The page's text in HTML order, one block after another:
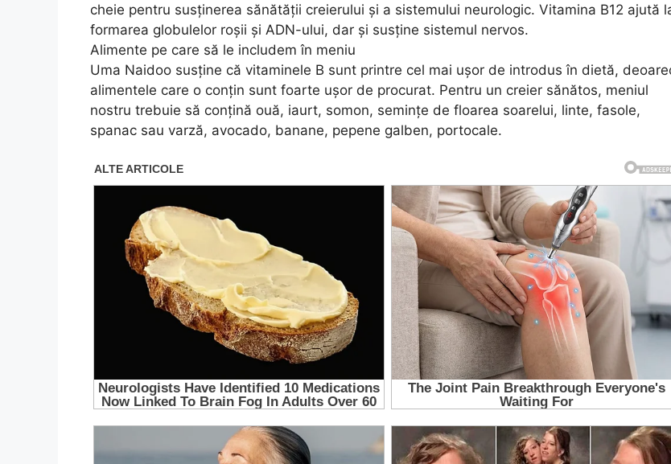
cheie pentru susținerea sănătății creierului și a sistemului neurologic. Vitamina B12 ajută
formarea globulelor roșii și ADN-ului, dar și susține sistemul nervos.
Alimente pe care să le includem în meniu
Uma Naidoo susține că vitaminele B sunt printre cel mai ușor de introdus în dietă,
alimentele care o conțin sunt foarte ușor de procurat. Pentru un creier sănătos, meniul
nostru trebuie să conțină ouă, iaurt, somon, semințe de floarea soarelui, linte, fasole,
spanac sau varză, avocado, banane, pepene galben, portocale.